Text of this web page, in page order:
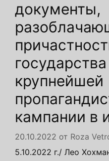
документы,
крупнейшей
кампании в
20.10.2022 от Roza
5.10.2022 г./ Лео